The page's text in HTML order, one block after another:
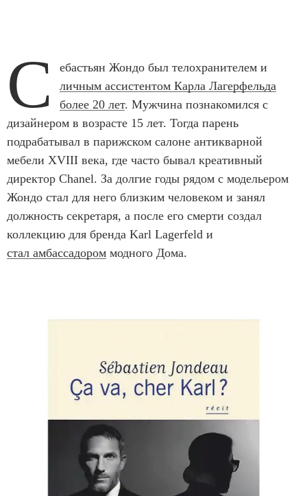
С
ебастьян Жондо был телохранителем и
личным ассистентом Карла Лагерфельда
более 20 лет. Мужчина познакомился с
дизайнером в возрасте 15 лет. Тогда парень
подрабатывал в парижском салоне антикварной
мебели XVIII века, где часто бывал креативный
директор Chanel. За долгие годы рядом с модельером
Жондо стал для него близким человеком и занял
должность секретаря, а после его смерти создал
коллекцию для бренда Karl Lagerfeld и
стал амбассадором модного Дома.